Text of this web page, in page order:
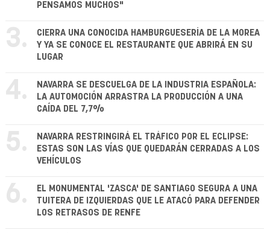
PENSAMOS MUCHOS"
3.
CIERRA UNA CONOCIDA HAMBURGUESERÍA DE LA MOREA
Y YA SE CONOCE EL RESTAURANTE QUE ABRIRÁ EN SU
LUGAR
4.
NAVARRA SE DESCUELGA DE LA INDUSTRIA ESPAÑOLA:
LA AUTOMOCIÓN ARRASTRA LA PRODUCCIÓN A UNA
CAÍDA DEL 7,7%
5.
NAVARRA RESTRINGIRÁ EL TRÁFICO POR EL ECLIPSE:
ESTAS SON LAS VÍAS QUE QUEDARÁN CERRADAS A LOS
VEHÍCULOS
6.
EL MONUMENTAL 'ZASCA' DE SANTIAGO SEGURA A UNA
TUITERA DE IZQUIERDAS QUE LE ATACÓ PARA DEFENDER
LOS RETRASOS DE RENFE